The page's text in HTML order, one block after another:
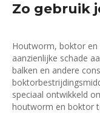
Zo gebruik
Houtworm, boktor en
aanzienlijke schade
balken en andere
speciaal ontwikkeld
houtworm en boktor